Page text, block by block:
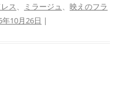
ス、 ミラージュ、 映えのフラ
年10月26日 |